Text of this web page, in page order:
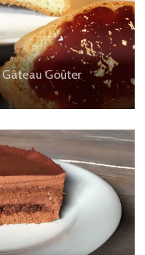
GâteauGoûter